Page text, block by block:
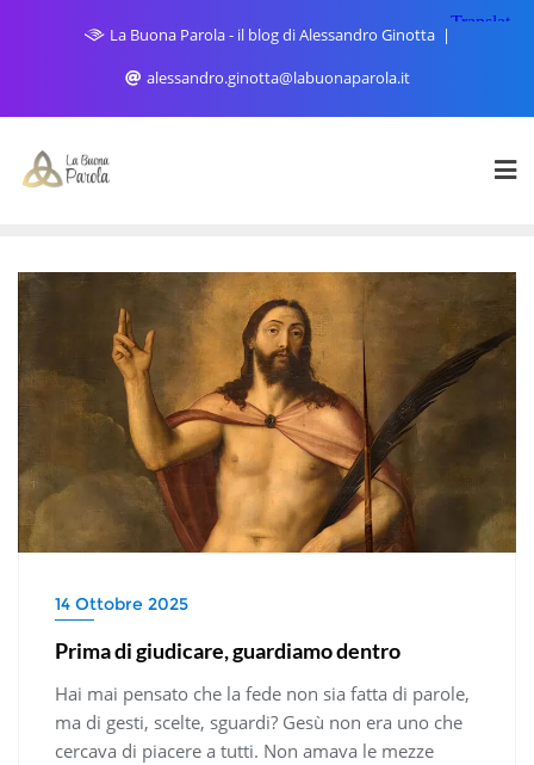
La Buona Parola - il blog di Alessandro Ginotta
alessandro.ginotta@labuonaparola.it
14 Ottobre 2025
Prima di giudicare, guardiamo dentro
Hai mai pensato che la fede non sia fatta di parole,
ma di gesti, scelte, sguardi? Gesù non era uno che
cercava di piacere a tutti. Non amava le mezze